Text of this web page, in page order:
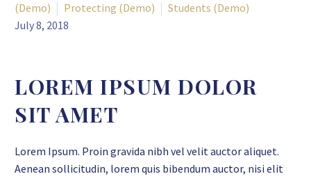
(Demo)
Protecting (Demo)
Students (Demo)
July 8, 2018
LOREM IPSUM DOLOR
SIT AMET
Lorem Ipsum. Proin gravida nibh vel velit auctor aliquet.
Aenean sollicitudin, lorem quis bibendum auctor, nisi elit